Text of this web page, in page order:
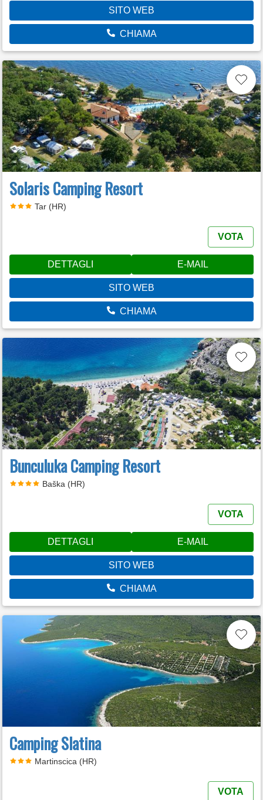
SITO WEB
CHIAMA
Solaris Camping Resort
Tar (HR)
VOTA
DETTAGLI E-MAIL
SITO WEB
CHIAMA
Bunculuka Camping Resort
Baška (HR)
VOTA
DETTAGLI E-MAIL
SITO WEB
CHIAMA
Camping Slatina
Martinscica (HR)
VOTA